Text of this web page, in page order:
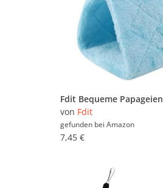
von Fdit
gefunden bei Amazon
7,45 €